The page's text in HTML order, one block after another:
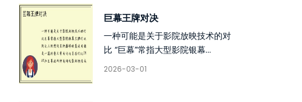
巨幕王牌对决
一种可能是关于影院放映技术的对
比 “巨幕”常指大型影院银幕...
2026-03-01